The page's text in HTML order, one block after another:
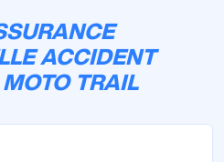
ACCIDENT
TRAIL